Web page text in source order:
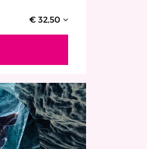
€ 32,50